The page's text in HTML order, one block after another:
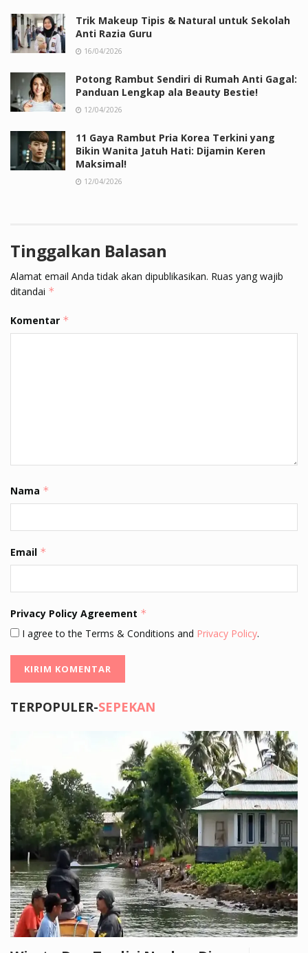
Trik Makeup Tipis & Natural untuk Sekolah
Anti Razia Guru
16/04/2026
Potong Rambut Sendiri di Rumah Anti Gagal:
Panduan Lengkap ala Beauty Bestie!
12/04/2026
11 Gaya Rambut Pria Korea Terkini yang
Bikin Wanita Jatuh Hati: Dijamin Keren
Maksimal!
12/04/2026
Tinggalkan Balasan
Alamat email Anda tidak akan dipublikasikan. Ruas yang wajib
ditandai *
Komentar *
Nama *
Email *
Privacy Policy Agreement *
I agree to the Terms & Conditions and Privacy Policy.
TERPOPULER-SEPEKAN